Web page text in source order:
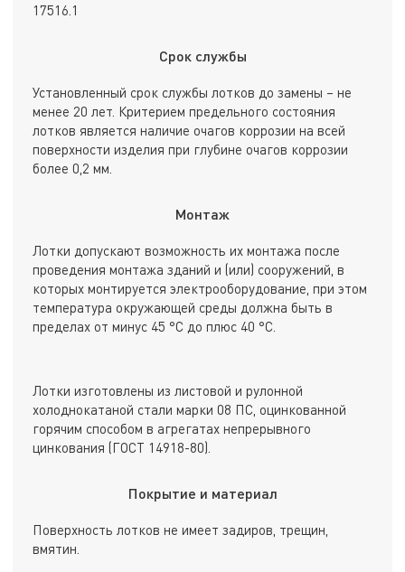
17516.1
Срок службы
Установленный срок службы лотков до замены – не
менее 20 лет. Критерием предельного состояния
лотков является наличие очагов коррозии на всей
поверхности изделия при глубине очагов коррозии
более 0,2 мм.
Монтаж
Лотки допускают возможность их монтажа после
проведения монтажа зданий и (или) сооружений, в
которых монтируется электрооборудование, при этом
температура окружающей среды должна быть в
пределах от минус 45 °С до плюс 40 °С.
Лотки изготовлены из листовой и рулонной
холоднокатаной стали марки 08 ПС, оцинкованной
горячим способом в агрегатах непрерывного
цинкования (ГОСТ 14918-80).
Покрытие и материал
Поверхность лотков не имеет задиров, трещин,
вмятин.